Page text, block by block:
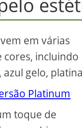
em várias
cores, incluindo
gelo,
Platinum
toque de